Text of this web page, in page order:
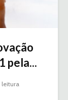
pela...
leitura